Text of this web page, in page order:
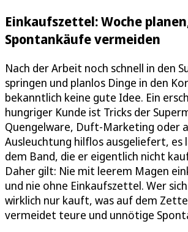
Einkaufszettel: Woche
Spontankäufe vermeiden
Nach der Arbeit noch schnell in den
springen und planlos Dinge in den
bekanntlich keine gute Idee. Ein
hungriger Kunde ist Tricks der
Quengelware, Duft-Marketing oder
Ausleuchtung hilflos ausgeliefert, es
dem Band, die er eigentlich nicht
Daher gilt: Nie mit leerem Magen
und nie ohne Einkaufszettel. Wer
wirklich nur kauft, was auf dem
vermeidet teure und unnötige